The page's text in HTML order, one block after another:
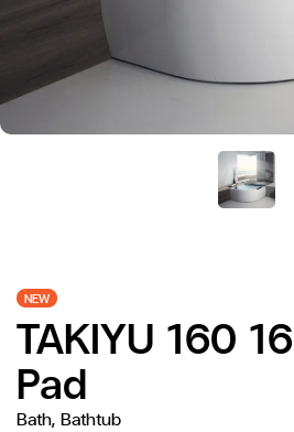
NEW
TAKIYU 160
Pad
Bath, Bathtub